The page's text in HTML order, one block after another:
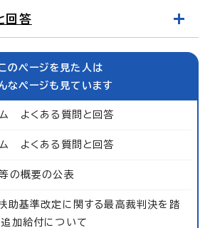
回答
のページを見た人は
なページも見ています
よくある質問と回答
よくある質問と回答
の概要の公表
助基準改定に関する最高裁判決を踏
加給付について